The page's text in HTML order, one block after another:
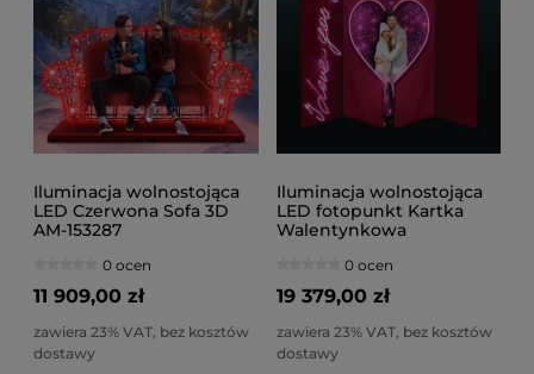
Iluminacja wolnostojąca
LED Czerwona Sofa 3D
AM-153287
0 ocen
11 909,00 zł
zawiera 23% VAT, bez kosztów
dostawy
Iluminacja wolnostojąca
LED fotopunkt Kartka
Walentynkowa
0 ocen
19 379,00 zł
zawiera 23% VAT, bez kosztów
dostawy